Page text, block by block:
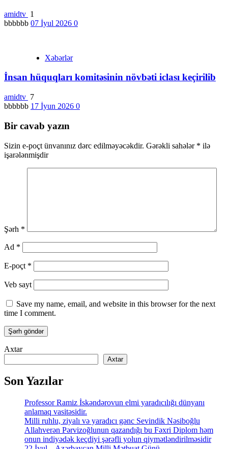
amidtv 1
bbbbbb 07 İyul 2026 0
Xəbərlər
İnsan hüquqları komitəsinin növbəti iclası keçirilib
amidtv 7
bbbbbb 17 İyun 2026 0
Bir cavab yazın
Sizin e-poçt ünvanınız dərc edilməyəcəkdir. Gərəkli sahələr * ilə
işarələnmişdir
Şərh *
Ad *
E-poçt *
Veb sayt
Save my name, email, and website in this browser for the next
time I comment.
Axtar
Axtar
Son Yazılar
Professor Ramiz İskəndərovun elmi yaradıcılığı dünyanı
anlamaq vasitəsidir.
Milli ruhlu, ziyalı və yaradıcı gənc Sevindik Nəsiboğlu
Allahverən Pərvizoğlunun qazandığı bu Fəxri Diplom həm
onun indiyədək keçdiyi şərəfli yolun qiymətləndirilməsidir